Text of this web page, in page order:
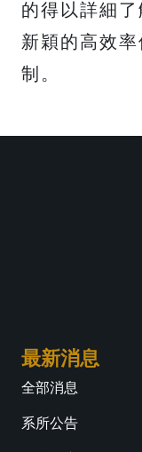
的得以詳細
新穎的高效
制。
最新消息
全部消息
系所公告